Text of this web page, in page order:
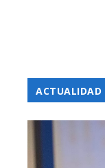
ACTUALIDAD